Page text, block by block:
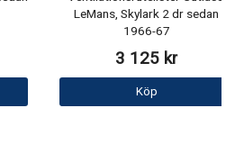
LeMans, Skylark 2 dr sedan
1966-67
3 125 kr
Köp